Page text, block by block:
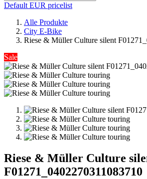
Default EUR pricelist
Alle Produkte
City E-Bike
Riese & Müller Culture silent
Sale
Riese & Müller Culture
F01271_0402270311083710